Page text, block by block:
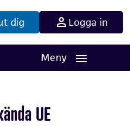
dig Logga in
Meny
UE